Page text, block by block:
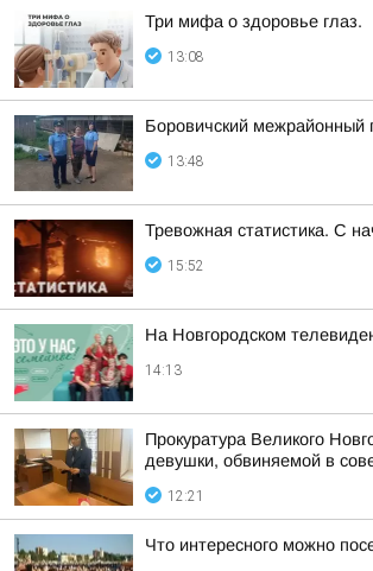
Три мифа о здоровье глаз.
13:08
Боровичский межрайонный
13:48
Тревожная статистика. С
15:52
На Новгородском
14:13
Прокуратура Великого
девушки, обвиняемой в
12:21
Что интересного можно